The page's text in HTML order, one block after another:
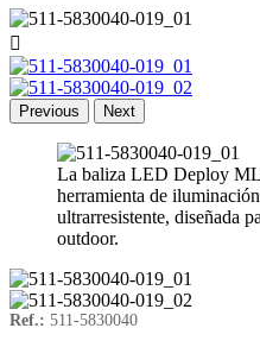

Previous Next
La baliza LED Deploy
herramienta de
ultrarresistente, diseñada
outdoor.
Ref.: 511-5830040